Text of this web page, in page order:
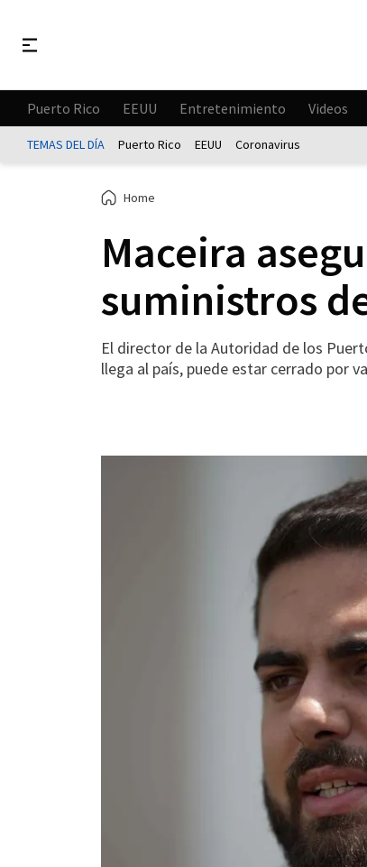
Puerto Rico EEUU Entretenimiento Videos
TEMAS DEL DÍA Puerto Rico EEUU Coronavirus
Home
Maceira
suministros
El director de la Autoridad de los
llega al país, puede estar cerrado por